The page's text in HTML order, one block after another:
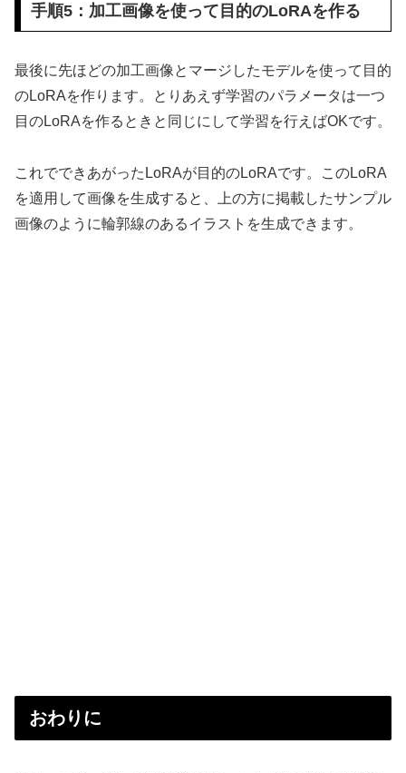
手順5：加工画像を使って目的のLoRAを作る
最後に先ほどの加工画像とマージしたモデルを使って目的
のLoRAを作ります。とりあえず学習のパラメータは一つ
目のLoRAを作るときと同じにして学習を行えばOKです。
これでできあがったLoRAが目的のLoRAです。このLoRA
を適用して画像を生成すると、上の方に掲載したサンプル
画像のように輪郭線のあるイラストを生成できます。
おわりに